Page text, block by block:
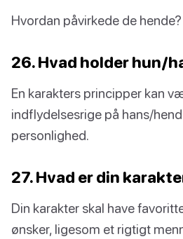
Hvordan påvirkede de hende?
26. Hvad holder hun/
En karakters principper kan
indflydelsesrige på hans/
personlighed.
27. Hvad er din
Din karakter skal have
ønsker, ligesom et rigtigt